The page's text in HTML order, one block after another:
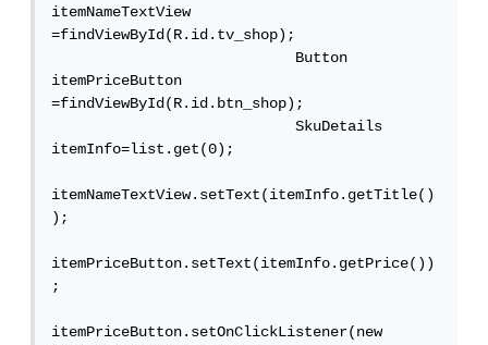
itemNameTextView
=findViewById(R.id.tv_shop);
                            Button
itemPriceButton
=findViewById(R.id.btn_shop);
                            SkuDetails
itemInfo=list.get(0);
itemNameTextView.setText(itemInfo.getTitle()
);
itemPriceButton.setText(itemInfo.getPrice())
;
itemPriceButton.setOnClickListener(new